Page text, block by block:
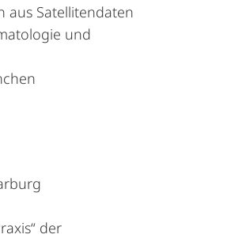
aus Satellitendaten
und
der